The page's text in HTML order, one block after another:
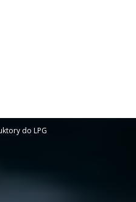
do LPG